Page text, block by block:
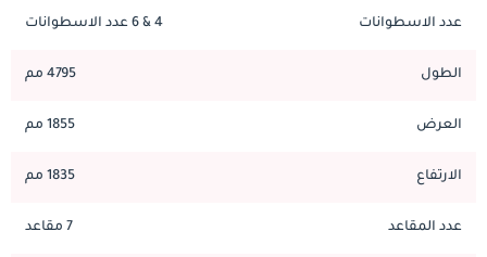
عدد الاسطوانات 4 & 6 عدد الاسطوانات
الطول 4795 مم
العرض 1855 مم
الارتفاع 1835 مم
عدد المقاعد 7 مقاعد